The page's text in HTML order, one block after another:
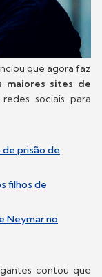
que agora faz
maiores sites de
sociais para
de prisão de
filhos de
Neymar no
contou que